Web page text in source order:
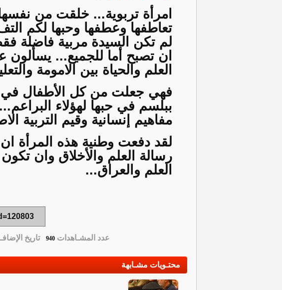
امرأة تربوية... خلقت من نفسها
تعاطفها وعطفها وحبها لكم
لم تكن السيدة مربية فاضلة
ان تصبح أما للجميع...
العلم والحياة بين الامومة
فهي جعلت من كل الأطفال في
ببلسم في حبها لهؤلاء
مفاهيم إنسانية وقيم التربية
لقد دفعت وطنية هذه المرأة
رسالة العلم والأخلاق وان
العلم والعراق...
عدد المشـاهدات940 تاريخ
محتـويات مشـابهة